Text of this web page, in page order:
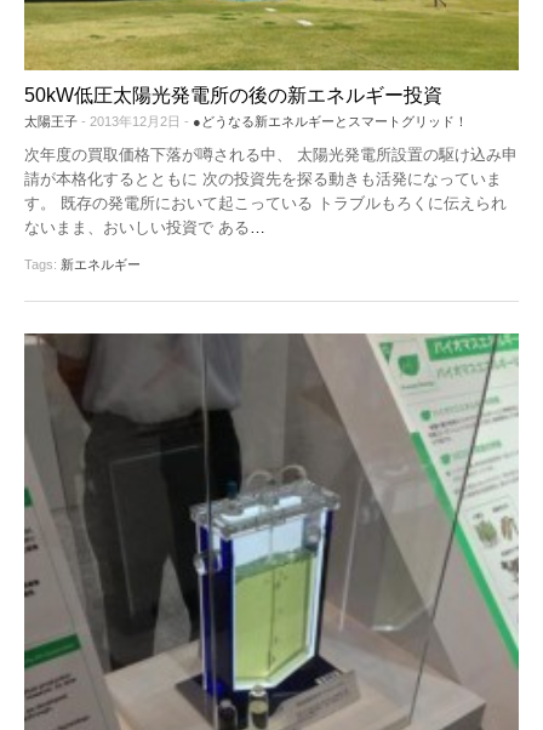
50kW低圧太陽光発電所の後の新エネルギー投資
太陽王子 - 2013年12月2日 - ●どうなる新エネルギーとスマートグリッド！
次年度の買取価格下落が噂される中、 太陽光発電所設置の駆け込み申
請が本格化するとともに 次の投資先を探る動きも活発になっていま
す。 既存の発電所において起こっている トラブルもろくに伝えられ
ないまま、おいしい投資で ある
Tags: 新エネルギー